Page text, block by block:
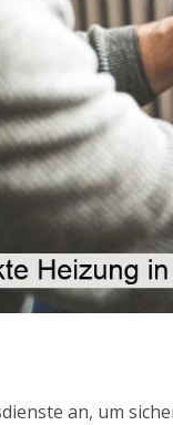
an, um